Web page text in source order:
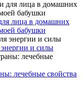
лица в домашних
бабушки
и силы
лечебные свойства